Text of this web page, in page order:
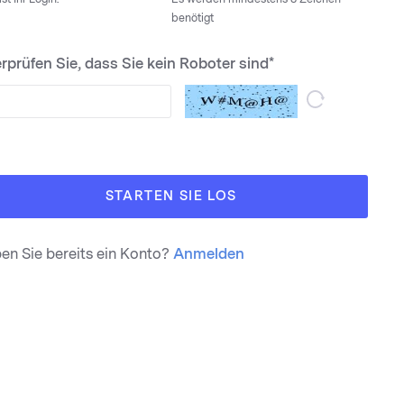
benötigt
Sie, dass Sie kein Roboter sind*
STARTEN SIE LOS
Sie bereits ein Konto? Anmelden